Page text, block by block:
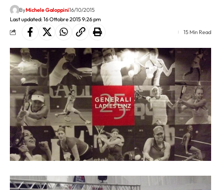
Last updated: 16 Ottobre 2015 9:26 pm
ByMichele Galoppini16/10/2015
15 Min Read